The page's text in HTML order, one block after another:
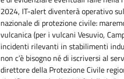
2024, IT-alert diventerà operativo
nazionale di protezione civile:
vulcanica (per i vulcani Vesuvio,
incidenti rilevanti in stabilimenti
non c’è bisogno né di iscriversi al
direttore della Protezione Civile